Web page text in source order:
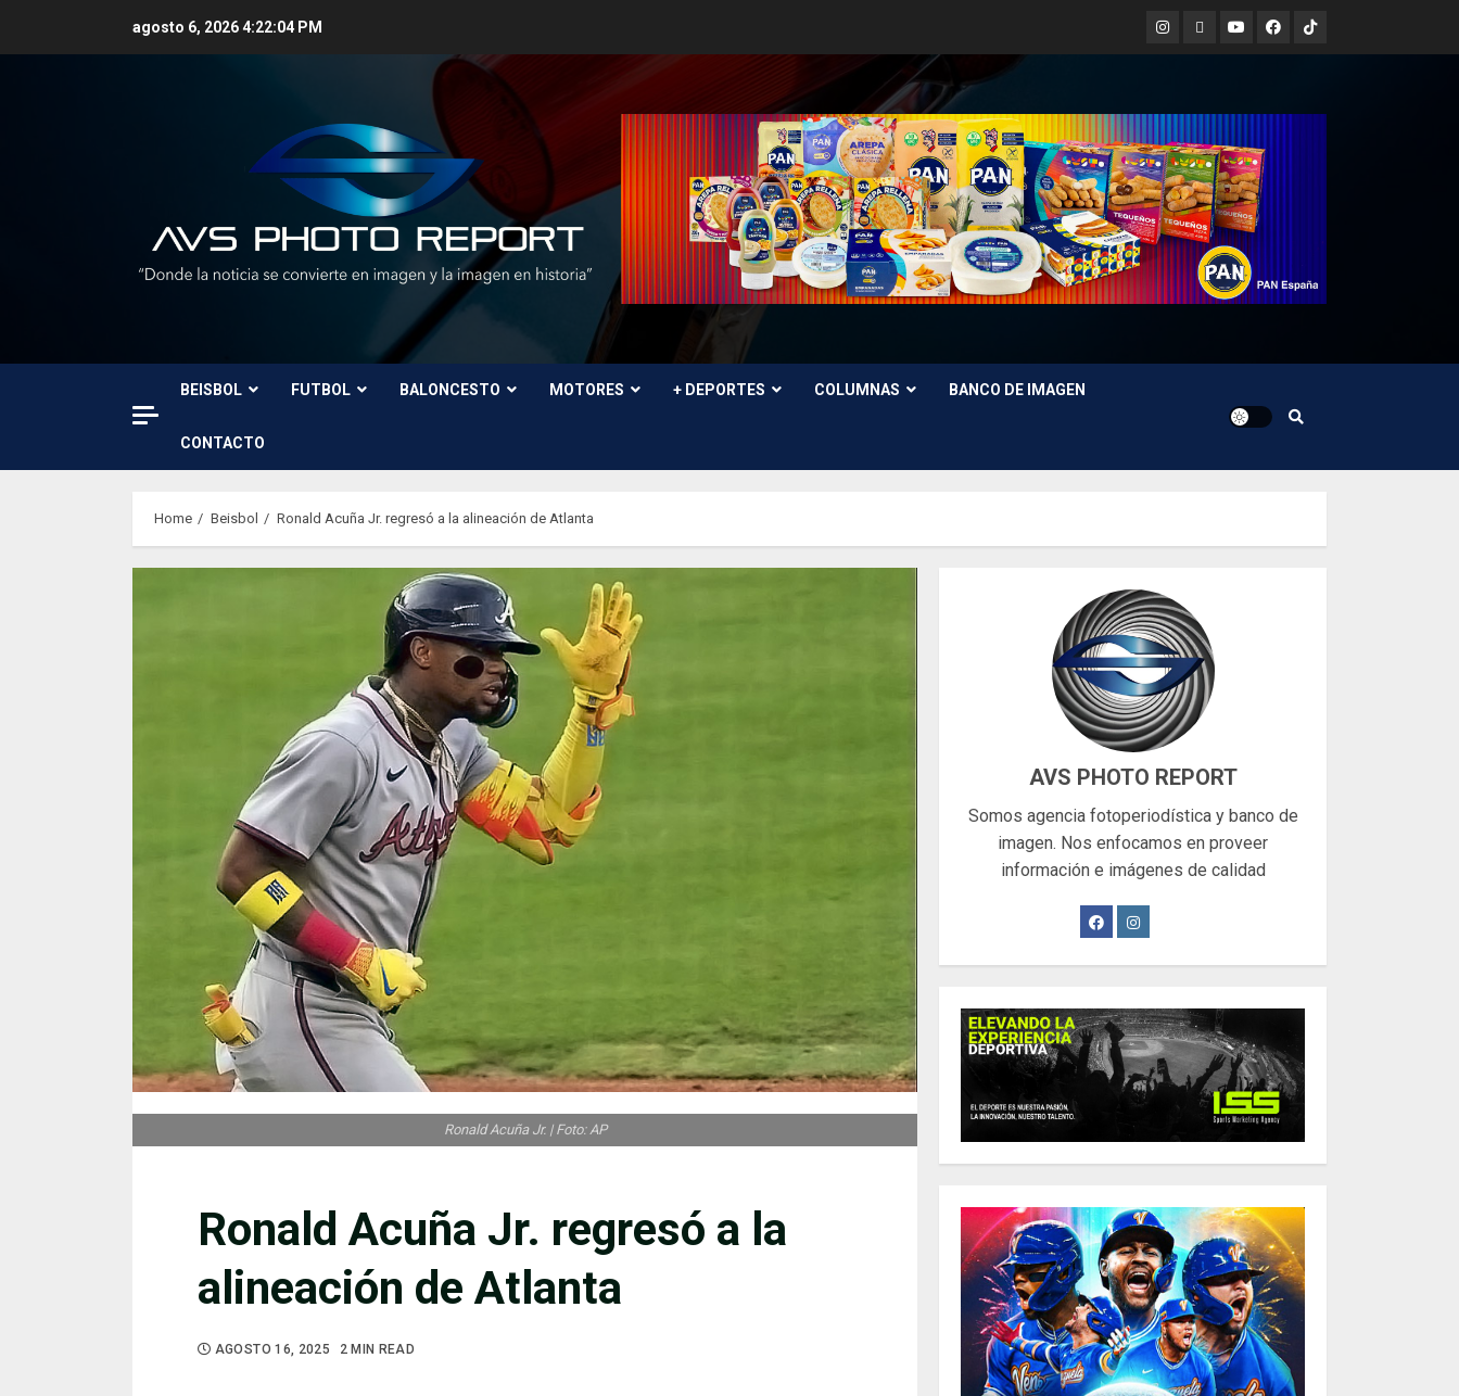
agosto 6, 20264:22:06 PM Instagram
X YoutubeFacebook
TikTok
BEISBOL FUTBOL BALONCESTO MOTORES + DEPORTES COLUMNAS BANCO DE IMAGEN
CONTACTO
Home Beisbol Ronald Acuña Jr. regresó a la alineación de Atlanta
Ronald Acuña Jr. regresó a la
alineación de Atlanta
AGOSTO 16, 2025 2 MIN READ
Ronald Acuña Jr. | Foto: AP
AVS PHOTO REPORT
Somos agencia fotoperiodística y banco de
imagen. Nos enfocamos en proveer
información e imágenes de calidad